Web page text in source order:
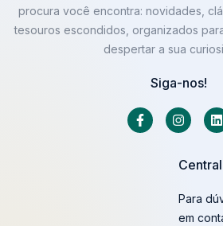
procura você encontra: novidades,
tesouros escondidos, organizados
despertar a sua
Siga-nos!
Para
em